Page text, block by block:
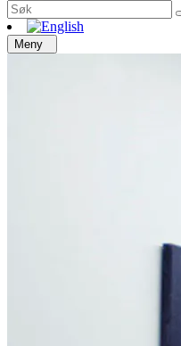
Meny